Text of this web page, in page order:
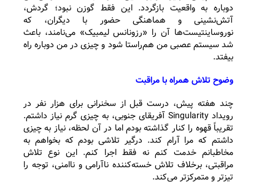
دوباره به واقعیت بازگردد. این فقط گوزن نبود؛ گردش،
آتش‌نشینی و هماهنگی حضور با دیگران، که
نوروساینتیست‌ها آن را «رزونانس لیمبیک» می‌نامند، باعث
شد سیستم عصبی من هم‌راستا شود و چیزی در من دوباره راه
بیفتد.
وضوح تلاش همراه با مراقبت
چند هفته پیش، درست قبل از سخنرانی برای هزار نفر در
رویداد Singularity آفریقای جنوبی، به چیزی گرم نیاز داشتم.
تقریباً قهوه را کنار گذاشته بودم اما در آن لحظه، نیاز به چیزی
داشتم که مرا آرام کند. درگیر تلاشی بودم که بخواهم به
مخاطبانم خدمت کنم نه فقط اجرا کنم. این نوع تلاش
مراقبتی، برخلاف تلاش خسته‌کننده ناآرامی و ناامنی، توجه را
تیزتر و متمرکزتر می‌کند.